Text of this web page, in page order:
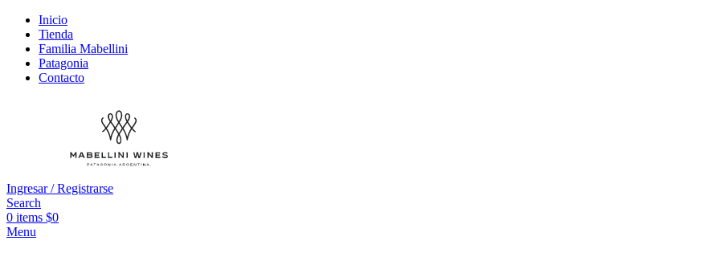
Inicio
Tienda
Familia Mabellini
Patagonia
Contacto
Ingresar / Registrarse
Search
0 items $0
Menu